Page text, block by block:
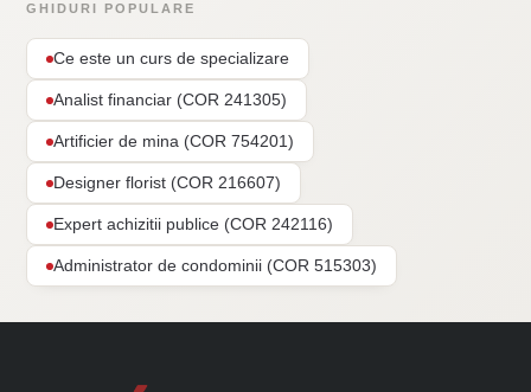
GHIDURI POPULARE
Ce este un curs de specializare
Analist financiar (COR 241305)
Artificier de mina (COR 754201)
Designer florist (COR 216607)
Expert achizitii publice (COR 242116)
Administrator de condominii (COR 515303)